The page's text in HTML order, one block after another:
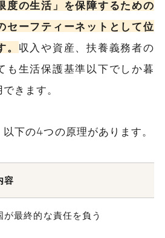
度の生活」を保障するための
セーフティーネットとして位
収入や資産、扶養義務者の
も生活保護基準以下でしか暮
きます。
下の4つの原理があります。
容
が最終的な責任を負う